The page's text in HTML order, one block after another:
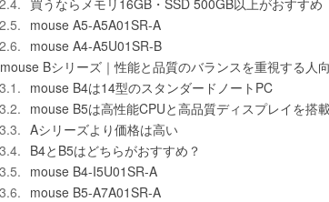
mouse A5-A5A01SR-A
mouse A4-A5U01SR-B
mouse Bシリーズ｜性能と品質のバランスを重視する人
mouse B4は14型のスタンダードノートPC
mouse B5は高性能CPUと高品質ディスプレイを搭載
Aシリーズより価格は高い
B4とB5はどちらがおすすめ？
mouse B4-I5U01SR-A
mouse B5-A7A01SR-A